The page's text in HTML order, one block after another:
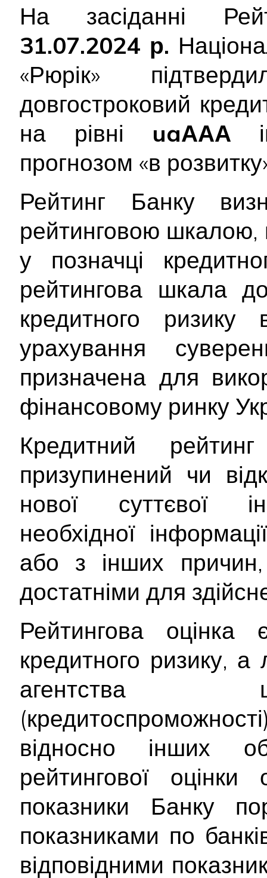
На засіданні
31.07.2024 р.
«Рюрік»
довгостроковий
на рівні uaААА
прогнозом «в
Рейтинг Банку
рейтинговою шкалою,
у позначці
рейтингова шкала
кредитного ризику
урахування
призначена для
фінансовому ринку
Кредитний
призупинений чи
нової суттєвої
необхідної
або з інших причин,
достатніми для
Рейтингова
кредитного ризику,
агентства
відносно інших
рейтингової оцінки
показники Банку
показниками по
відповідними